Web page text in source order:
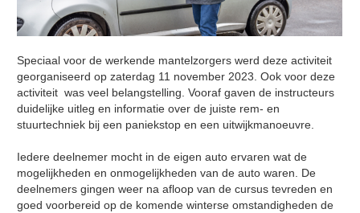
Speciaal voor de werkende mantelzorgers werd deze activiteit
georganiseerd op zaterdag 11 november 2023. Ook voor deze
activiteit was veel belangstelling. Vooraf gaven de instructeurs
duidelijke uitleg en informatie over de juiste rem- en
stuurtechniek bij een paniekstop en een uitwijkmanoeuvre.
Iedere deelnemer mocht in de eigen auto ervaren wat de
mogelijkheden en onmogelijkheden van de auto waren. De
deelnemers gingen weer na afloop van de cursus tevreden en
goed voorbereid op de komende winterse omstandigheden de